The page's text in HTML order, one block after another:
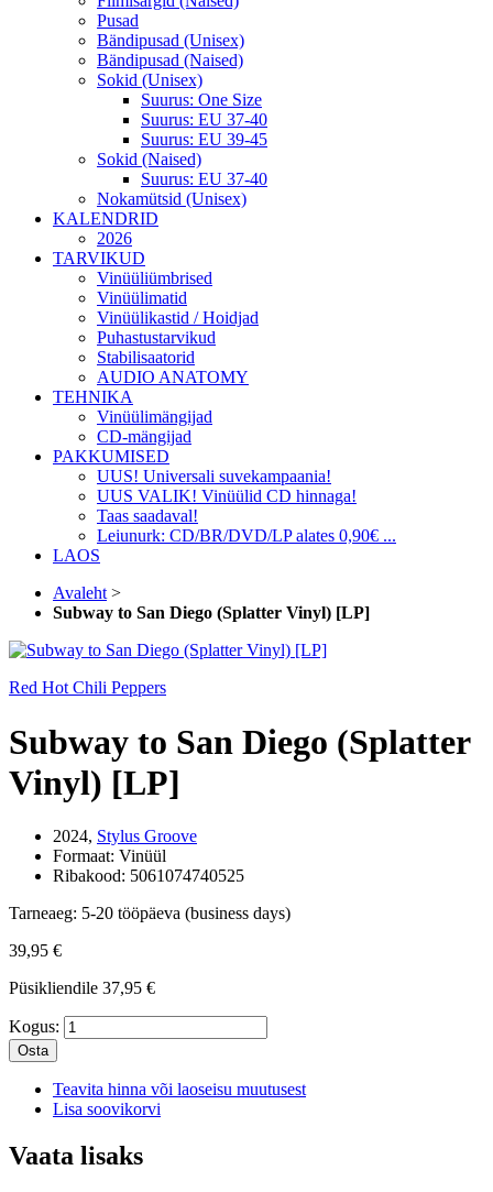
Pusad
Bändipusad (Unisex)
Bändipusad (Naised)
Sokid (Unisex)
Suurus: One Size
Suurus: EU 37-40
Suurus: EU 39-45
Sokid (Naised)
Suurus: EU 37-40
Nokamütsid (Unisex)
KALENDRID
2026
TARVIKUD
Vinüüliümbrised
Vinüülimatid
Vinüülikastid / Hoidjad
Puhastustarvikud
Stabilisaatorid
AUDIO ANATOMY
TEHNIKA
Vinüülimängijad
CD-mängijad
PAKKUMISED
UUS! Universali suvekampaania!
UUS VALIK! Vinüülid CD hinnaga!
Taas saadaval!
Leiunurk: CD/BR/DVD/LP alates 0,90€ ...
LAOS
Avaleht >
Subway to San Diego (Splatter Vinyl) [LP]
Red Hot Chili Peppers
Subway to San Diego (Splatter
Vinyl) [LP]
2024, Stylus Groove
Formaat: Vinüül
Ribakood: 5061074740525
Tarneaeg: 5-20 tööpäeva (business days)
39,95 €
Püsikliendile 37,95 €
Kogus:
Osta
Teavita hinna või laoseisu muutusest
Lisa soovikorvi
Vaata lisaks